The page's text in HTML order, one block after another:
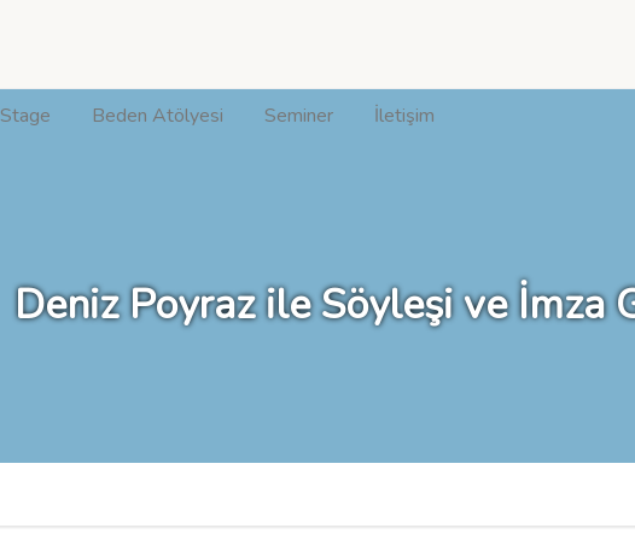
Stage Beden Atölyesi Seminer İletişim
Deniz Poyraz ile Söyleşi ve İmza